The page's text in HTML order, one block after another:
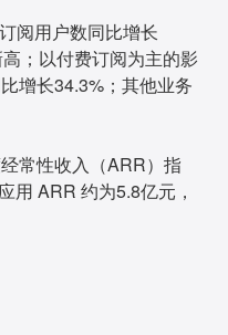
阅用户数同比增长
；以付费订阅为主的影
增长34.3%；其他业务
常性收入（ARR）指
用 ARR 约为5.8亿元，